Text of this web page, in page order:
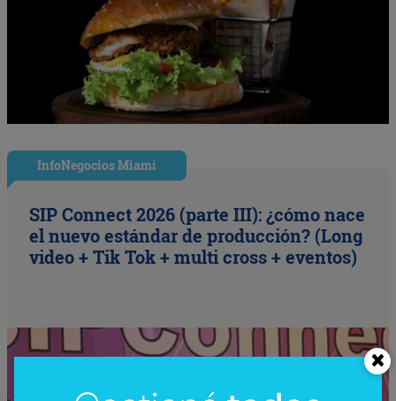
InfoNegocios Miami
SIP Connect 2026 (parte III): ¿cómo nace
el nuevo estándar de producción? (Long
video + Tik Tok + multi cross + eventos)